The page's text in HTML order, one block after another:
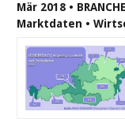
Mär 2018 •
Marktdaten •